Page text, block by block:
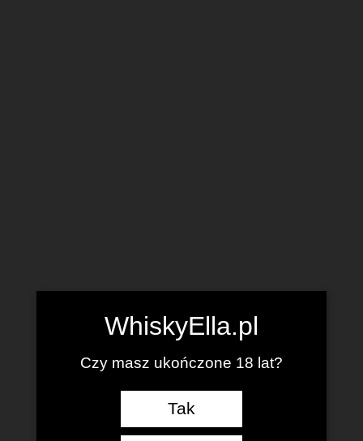
WhiskyElla.pl
Czy masz ukończone 18 lat?
Tak